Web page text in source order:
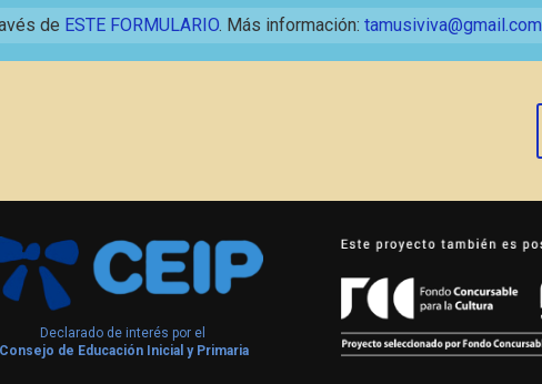
de ESTE FORMULARIO. Más información: tamusiviva@gmail.com
Declarado de interés por el
Consejo de Educación Inicial y Primaria